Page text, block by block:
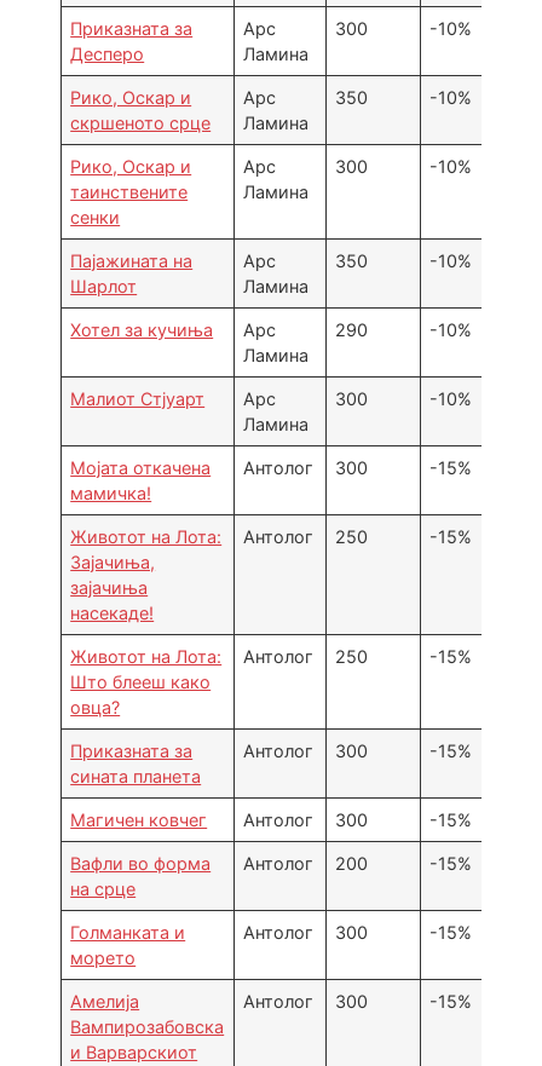
Приказната за
Десперо
Арс
Ламина
300 -10%
Рико, Оскар и
скршеното срце
Арс
Ламина
350 -10%
Рико, Оскар и
таинствените
сенки
Арс
Ламина
300 -10%
Пајажината на
Шарлот
Арс
Ламина
350 -10%
Хотел за кучиња
Арс
Ламина
290 -10%
Малиот Стјуарт
Арс
Ламина
300 -10%
Мојата откачена
мамичка!
Антолог 300 -15%
Животот на Лота:
Зајачиња,
зајачиња
насекаде!
Антолог 250 -15%
Животот на Лота:
Што блееш како
овца?
Антолог 250 -15%
Приказната за
сината планета
Антолог 300 -15%
Магичен ковчег Антолог 300 -15%
Вафли во форма
на срце
Антолог 200 -15%
Голманката и
морето
Антолог 300 -15%
Амелија
Вампирозабовска
и Варварскиот
Антолог 300 -15%